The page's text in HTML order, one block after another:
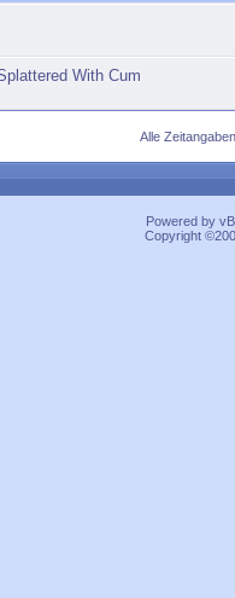
With Cum
Alle
Powered by
Copyright